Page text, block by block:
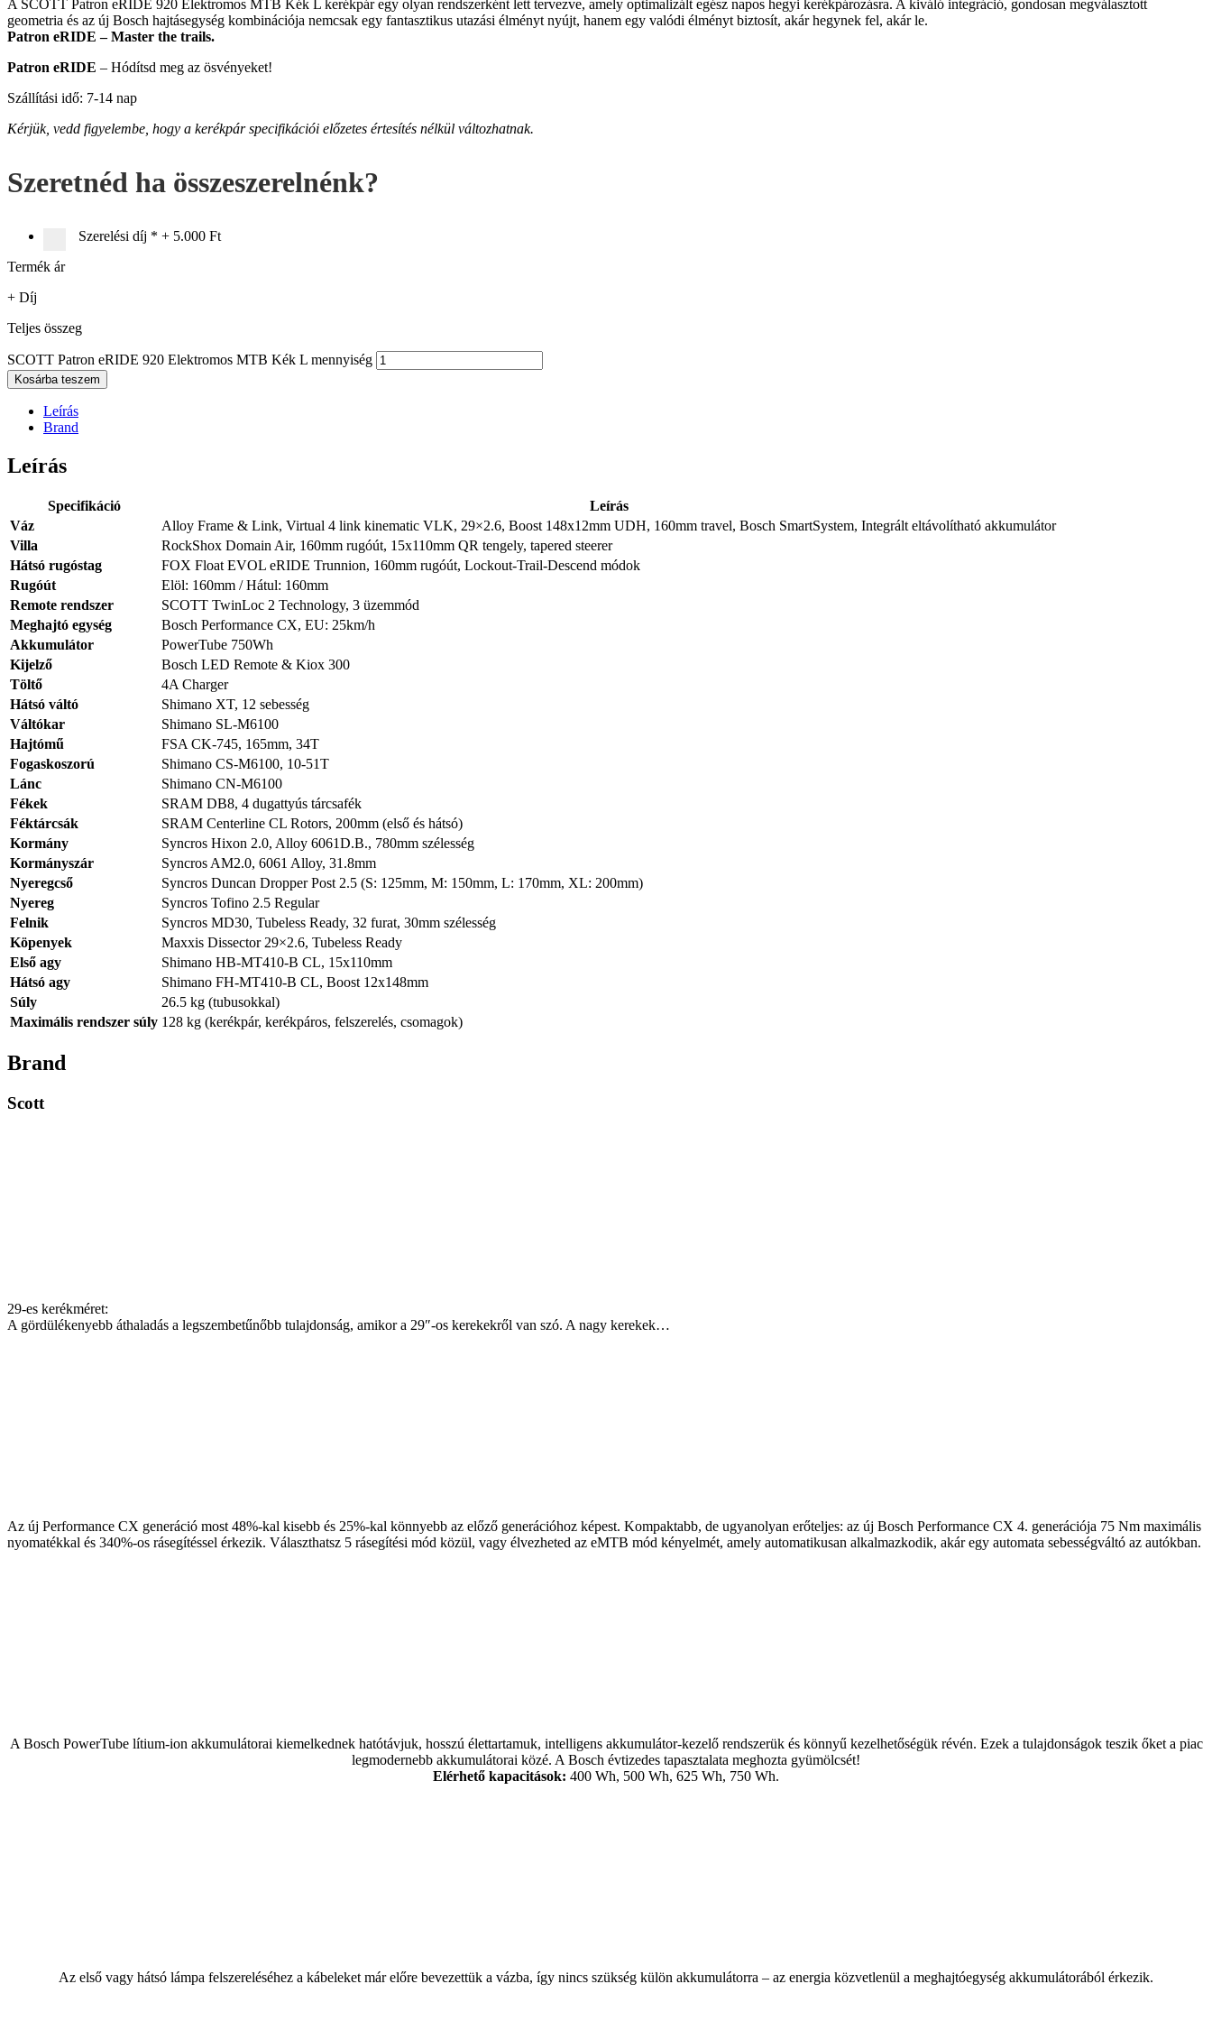
A SCOTT Patron eRIDE 920 Elektromos MTB Kék L kerékpár egy olyan rendszerként lett tervezve, amely optimalizált egész napos hegyi kerékpározásra. A kiváló integráció, gondosan megválasztott
geometria és az új Bosch hajtásegység kombinációja nemcsak egy fantasztikus utazási élményt nyújt, hanem egy valódi élményt biztosít, akár hegynek fel, akár le.
Patron eRIDE – Master the trails.
Patron eRIDE – Hódítsd meg az ösvényeket!
Szállítási idő: 7-14 nap
Kérjük, vedd figyelembe, hogy a kerékpár specifikációi előzetes értesítés nélkül változhatnak.
Szeretnéd ha összeszerelnénk?
Szerelési díj * + 5.000 Ft
Termék ár
+ Díj
Teljes összeg
SCOTT Patron eRIDE 920 Elektromos MTB Kék L mennyiség
Kosárba teszem
Leírás
Brand
Leírás
Specifikáció
Leírás
Váz
Alloy Frame & Link, Virtual 4 link kinematic VLK, 29×2.6, Boost 148x12mm UDH, 160mm travel, Bosch SmartSystem, Integrált eltávolítható akkumulátor
Villa
RockShox Domain Air, 160mm rugóút, 15x110mm QR tengely, tapered steerer
Hátsó rugóstag
FOX Float EVOL eRIDE Trunnion, 160mm rugóút, Lockout-Trail-Descend módok
Rugóút
Elöl: 160mm / Hátul: 160mm
Remote rendszer
SCOTT TwinLoc 2 Technology, 3 üzemmód
Meghajtó egység
Bosch Performance CX, EU: 25km/h
Akkumulátor
PowerTube 750Wh
Kijelző
Bosch LED Remote & Kiox 300
Töltő
4A Charger
Hátsó váltó
Shimano XT, 12 sebesség
Váltókar
Shimano SL-M6100
Hajtómű
FSA CK-745, 165mm, 34T
Fogaskoszorú
Shimano CS-M6100, 10-51T
Lánc
Shimano CN-M6100
Fékek
SRAM DB8, 4 dugattyús tárcsafék
Féktárcsák
SRAM Centerline CL Rotors, 200mm (első és hátsó)
Kormány
Syncros Hixon 2.0, Alloy 6061D.B., 780mm szélesség
Kormányszár
Syncros AM2.0, 6061 Alloy, 31.8mm
Nyeregcső
Syncros Duncan Dropper Post 2.5 (S: 125mm, M: 150mm, L: 170mm, XL: 200mm)
Nyereg
Syncros Tofino 2.5 Regular
Felnik
Syncros MD30, Tubeless Ready, 32 furat, 30mm szélesség
Köpenyek
Maxxis Dissector 29×2.6, Tubeless Ready
Első agy
Shimano HB-MT410-B CL, 15x110mm
Hátsó agy
Shimano FH-MT410-B CL, Boost 12x148mm
Súly
26.5 kg (tubusokkal)
Maximális rendszer súly 128 kg (kerékpár, kerékpáros, felszerelés, csomagok)
Brand
Scott
29-es kerékméret:
A gördülékenyebb áthaladás a legszembetűnőbb tulajdonság, amikor a 29″-os kerekekről van szó. A nagy kerekek…
Az új Performance CX generáció most 48%-kal kisebb és 25%-kal könnyebb az előző generációhoz képest. Kompaktabb, de ugyanolyan erőteljes: az új Bosch Performance CX 4. generációja 75 Nm maximális
nyomatékkal és 340%-os rásegítéssel érkezik. Választhatsz 5 rásegítési mód közül, vagy élvezheted az eMTB mód kényelmét, amely automatikusan alkalmazkodik, akár egy automata sebességváltó az autókban.
A Bosch PowerTube lítium-ion akkumulátorai kiemelkednek hatótávjuk, hosszú élettartamuk, intelligens akkumulátor-kezelő rendszerük és könnyű kezelhetőségük révén. Ezek a tulajdonságok teszik őket a piac
legmodernebb akkumulátorai közé. A Bosch évtizedes tapasztalata meghozta gyümölcsét!
Elérhető kapacitások: 400 Wh, 500 Wh, 625 Wh, 750 Wh.
Az első vagy hátsó lámpa felszereléséhez a kábeleket már előre bevezettük a vázba, így nincs szükség külön akkumulátorra – az energia közvetlenül a meghajtóegység akkumulátorából érkezik.